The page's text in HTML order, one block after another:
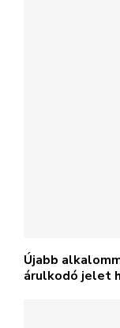
Újabb
árulkodó jelet